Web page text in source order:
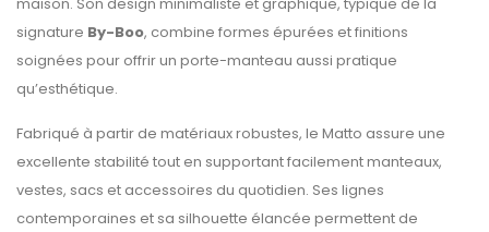
signature By-Boo, combine formes épurées et finitions
soignées pour offrir un porte-manteau aussi pratique
qu’esthétique.
Fabriqué à partir de matériaux robustes, le Matto assure une
excellente stabilité tout en supportant facilement manteaux,
vestes, sacs et accessoires du quotidien. Ses lignes
contemporaines et sa silhouette élancée permettent de